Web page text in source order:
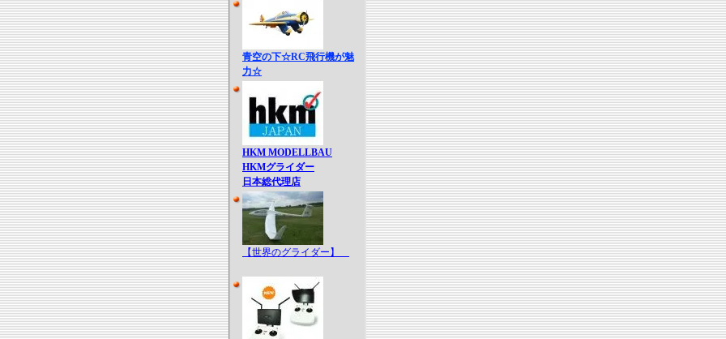
青空の下☆RC飛行機が魅
力☆
HKM MODELLBAU
HKMグライダー
日本総代理店
【世界のグライダー】